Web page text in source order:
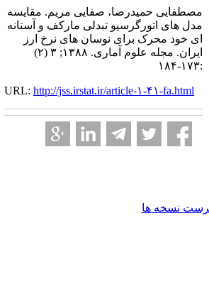
مصطفایی حمیدرضا، صفایی مریم. مقایسه
مدل های اتورگرسیو تبدلی مارکف و آستانه
ای خود محرک برای نوسان های نرخ ارز
ایران. مجله علوم آماری. ۱۳۸۸; ۳ (۲)
:۱۷۳-۱۸۴
URL: http://jss.irstat.ir/article-۱-۴۱-fa.html
نسخه ها